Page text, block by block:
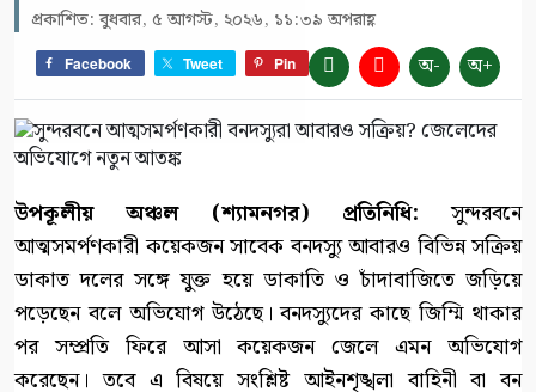
প্রকাশিত: বুধবার, ৫ আগস্ট, ২০২৬, ১১:৩৯ অপরাহ্ণ
Facebook Tweet Pin অ- অ+
উপকূলীয় অঞ্চল (শ্যামনগর) প্রতিনিধি: সুন্দরবনে
আত্মসমর্পণকারী কয়েকজন সাবেক বনদস্যু আবারও বিভিন্ন সক্রিয়
ডাকাত দলের সঙ্গে যুক্ত হয়ে ডাকাতি ও চাঁদাবাজিতে জড়িয়ে
পড়েছেন বলে অভিযোগ উঠেছে। বনদস্যুদের কাছে জিম্মি থাকার
পর সম্প্রতি ফিরে আসা কয়েকজন জেলে এমন অভিযোগ
করেছেন। তবে এ বিষয়ে সংশ্লিষ্ট আইনশৃঙ্খলা বাহিনী বা বন